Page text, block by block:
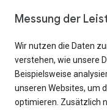
Messung der
Wir nutzen die Daten
verstehen, wie unsere
Beispielsweise
unseren Websites, um
optimieren. Zusätzlich